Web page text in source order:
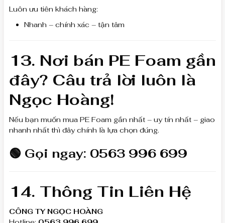
Luôn ưu tiên khách hàng:
Nhanh – chính xác – tận tâm
13. Nơi bán PE Foam gần
đây? Câu trả lời luôn là
Ngọc Hoàng!
Nếu bạn muốn mua PE Foam gần nhất – uy tín nhất – giao
nhanh nhất thì đây chính là lựa chọn đúng.
🟢 Gọi ngay: 0563 996 699
14. Thông Tin Liên Hệ
CÔNG TY NGỌC HOÀNG